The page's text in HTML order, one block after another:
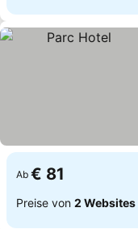
Ab € 81
Preise von 2 Websites